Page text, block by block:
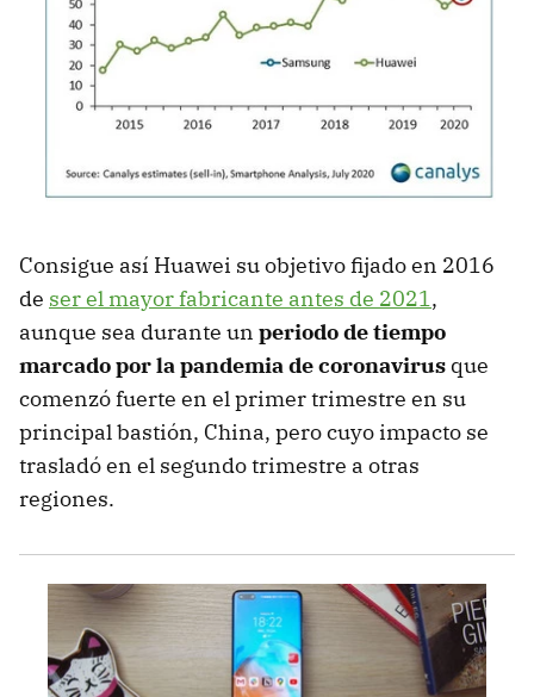
Consigue así Huawei su objetivo fijado en 2016
de ser el mayor fabricante antes de 2021,
aunque sea durante un periodo de tiempo
marcado por la pandemia de coronavirus que
comenzó fuerte en el primer trimestre en su
principal bastión, China, pero cuyo impacto se
trasladó en el segundo trimestre a otras
regiones.